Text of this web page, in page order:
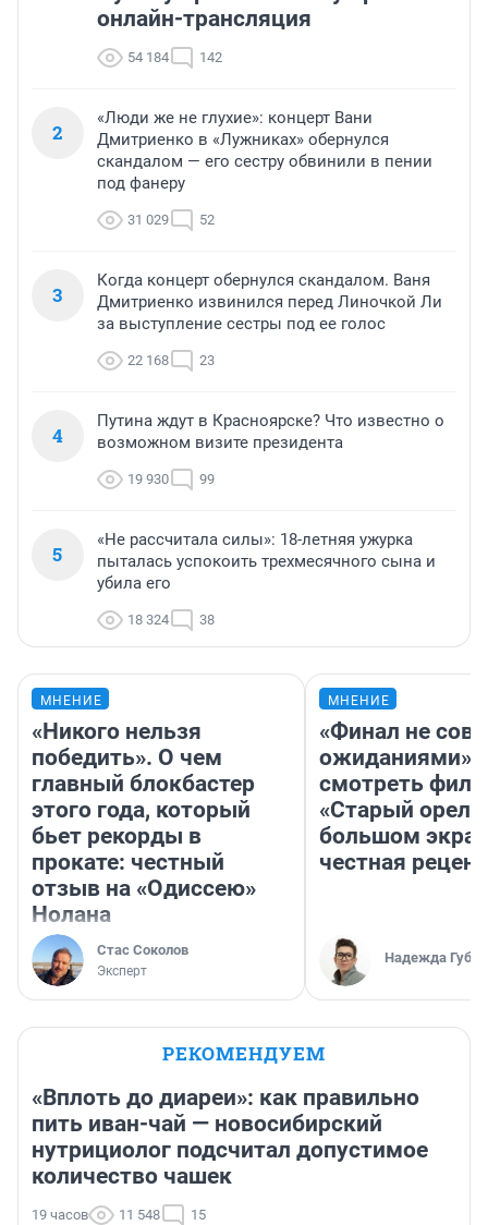
онлайн-трансляция
54 184 142
2
«Люди же не глухие»: концерт Вани
Дмитриенко в «Лужниках» обернулся
скандалом — его сестру обвинили в пении
под фанеру
31 029 52
3
Когда концерт обернулся скандалом. Ваня
Дмитриенко извинился перед Линочкой Ли
за выступление сестры под ее голос
22 168 23
4
Путина ждут в Красноярске? Что известно о
возможном визите президента
19 930 99
5
«Не рассчитала силы»: 18-летняя ужурка
пыталась успокоить трехмесячного сына и
убила его
18 324 38
МНЕНИЕ
«Никого нельзя
победить». О чем
главный блокбастер
этого года, который
бьет рекорды в
прокате: честный
отзыв на «Одиссею»
Нолана
Стас Соколов
Эксперт
МНЕНИЕ
«Финал не
ожиданиями»:
смотреть
«Старый орел»
большом
честная
Надежда
РЕКОМЕНДУЕМ
«Вплоть до диареи»: как правильно
пить иван-чай — новосибирский
нутрициолог подсчитал допустимое
количество чашек
19 часов 11 548 15